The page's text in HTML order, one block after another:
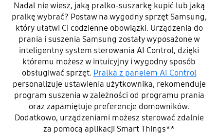
Nadal nie wiesz, jaką pralko-suszarkę kupić lub jaką
pralkę wybrać? Postaw na wygodny sprzęt Samsung,
który ułatwi Ci codzienne obowiązki. Urządzenia do
prania i suszenia Samsung zostały wyposażone w
inteligentny system sterowania AI Control, dzięki
któremu możesz w intuicyjny i wygodny sposób
obsługiwać sprzęt. Pralka z panelem AI Control
personalizuje ustawienia użytkownika, rekomenduje
program suszenia w zależności od programu prania
oraz zapamiętuje preferencje domowników.
Dodatkowo, urządzeniami możesz sterować zdalnie
za pomocą aplikacji Smart Things**